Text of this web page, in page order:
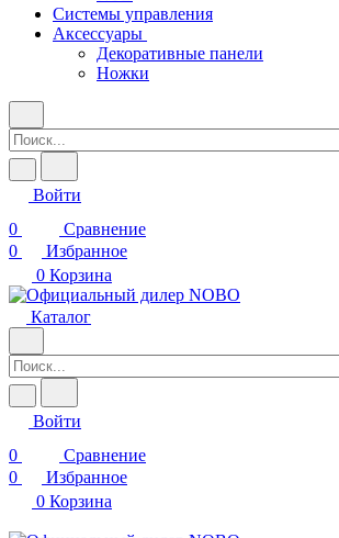
Системы управления
Аксессуары
Декоративные панели
Ножки
Войти
0
Сравнение
0
Избранное
0 Корзина
Каталог
Войти
0
Сравнение
0
Избранное
0 Корзина